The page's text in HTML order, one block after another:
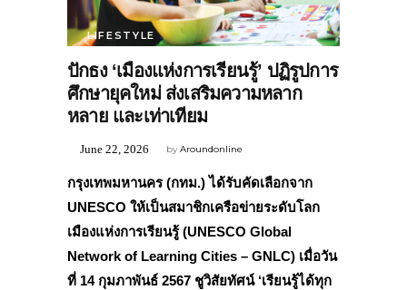
LIFESTYLE
ปักธง ‘เมืองแห่งการเรียนรู้’ ปฏิรูปการ
ศึกษายุคใหม่ ส่งเสริมความหลาก
หลาย และเท่าเทียม
byAroundonline
June 22, 2026
กรุงเทพมหานคร (กทม.)ได้รับคัดเลือกจาก
UNESCO ให้เป็นสมาชิกเครือข่ายระดับโลก
เมืองแห่งการเรียนรู้ (UNESCO Global
Network of Learning Cities – GNLC) เมื่อวัน
ที่ 14 กุมภาพันธ์ 2567 ชูวิสัยทัศน์ ‘เรียนรู้ได้ทุก